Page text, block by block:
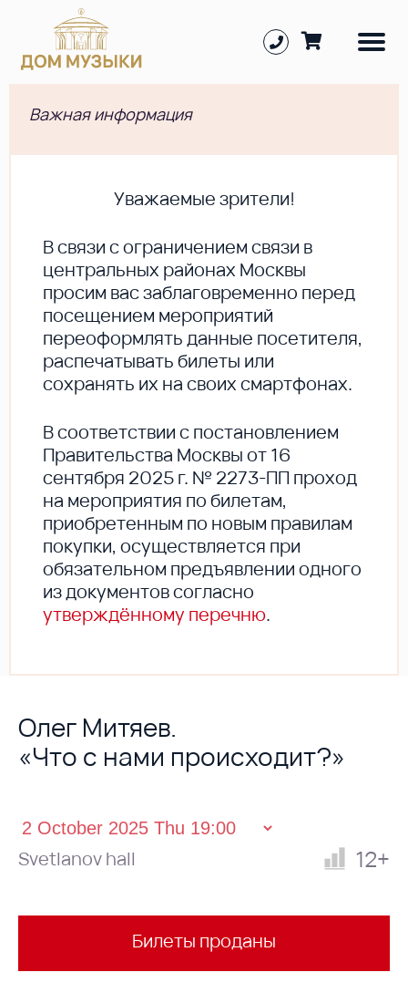
Важная информация
Уважаемые зрители!
В cвязи с ограничением связи в
центральных районах Москвы
просим вас заблаговременно перед
посещением мероприятий
переоформлять данные посетителя,
распечатывать билеты или
сохранять их на своих смартфонах.
В соответствии с постановлением
Правительства Москвы от 16
сентября 2025 г. № 2273-ПП проход
на мероприятия по билетам,
приобретенным по новым правилам
покупки, осуществляется при
обязательном предъявлении одного
из документов согласно
утверждённому перечню.
Олег Митяев.
«Что с нами происходит?»
Svetlanov hall 12+
Билеты проданы